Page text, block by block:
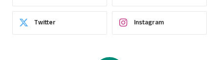
Twitter Instagram